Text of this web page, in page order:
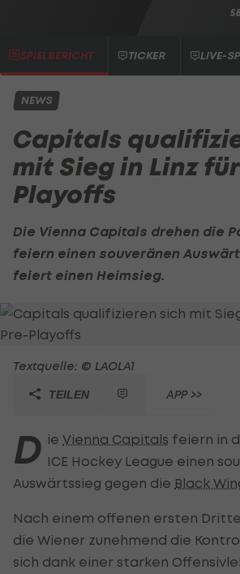
SPIELBERICHT TICKER LIVE-
NEWS
Capitals
mit Sieg in Linz
Playoffs
Die Vienna Capitals drehen die
feiern einen souveränen
feiert einen Heimsieg.
Textquelle: © LAOLA1
TEILEN APP >>
D ie Vienna Capitals feiern in
ICE Hockey League einen
Auswärtssieg gegen die Black
Nach einem offenen ersten
die Wiener zunehmend die
sich dank einer starken